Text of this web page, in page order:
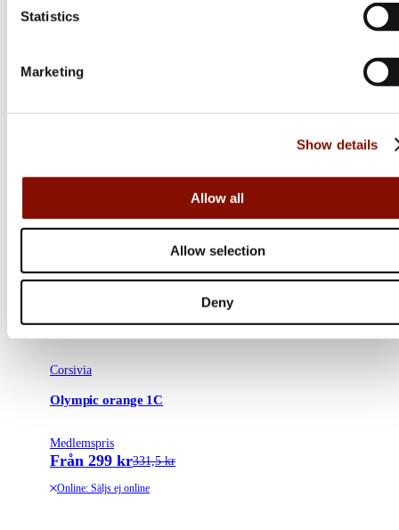
Statistics
Marketing
Show details
Allow all
Allow selection
Deny
Corsivia
Olympic orange 1C
Medlemspris
Från 299 kr331,5 kr
Online: Säljs ej online